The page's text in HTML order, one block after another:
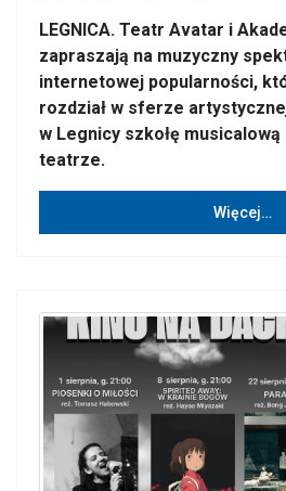
LEGNICA. Teatr Avatar i
zapraszają na muzyczny
internetowej popularności,
rozdział w sferze
w Legnicy szkołę musicalową
teatrze.
Więcej…